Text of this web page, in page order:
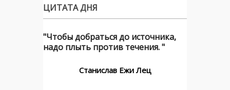
ЦИТАТА ДНЯ
"Чтобы добраться до источника,
надо плыть против течения. "
Станислав Ежи Лец